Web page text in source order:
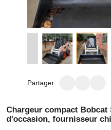
Partager:
Chargeur compact
d'occasion, fournisseur